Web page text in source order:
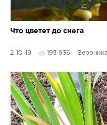
Что цветет до снега
2-10-19 193 936